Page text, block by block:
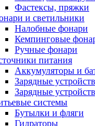
Фастексы, пряжки
и светильники
Налобные фонари
Кемпинговые
Ручные фонари
питания
Аккумуляторы и
Зарядные
Зарядные
системы
Бутылки и фляги
Гидраторы